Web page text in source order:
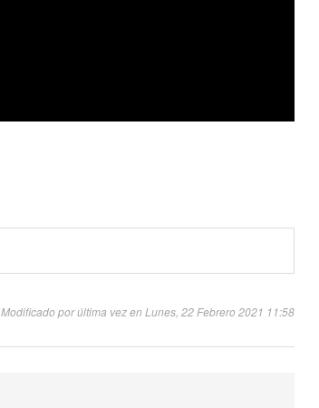
Modificado por última vez en Lunes, 22 Febrero 2021 11:58